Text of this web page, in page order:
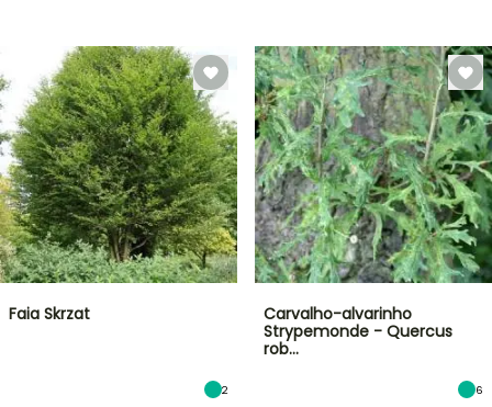
Faia Skrzat
2
Carvalho-alvarinho
Strypemonde - Quercus
rob…
6